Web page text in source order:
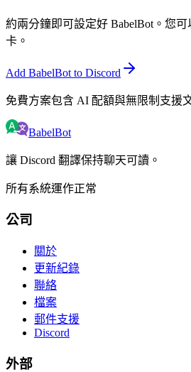
約兩分鐘即可設定好 BabelBot。您
卡。
Add BabelBot to Discord
免費方案包含 AI 配額與無限制支援
BabelBot
讓 Discord 翻譯保持聊天可讀。
所有系統運作正常
公司
關於
更新紀錄
聯絡
檔案
郵件支援
Discord
外部